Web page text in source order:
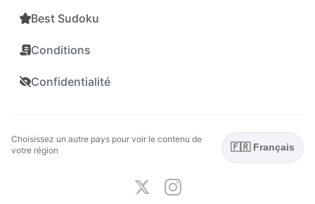
Best Sudoku
Conditions
Confidentialité
Choisissez un autre pays pour voir le contenu de
votre région
🇫🇷 Français